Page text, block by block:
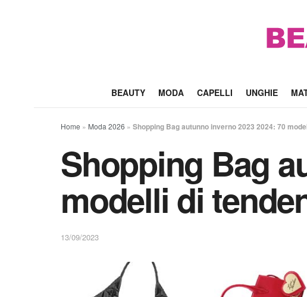
BEAUTY MODA CAPELLI UNGHIE
Home » Moda 2026 » Shopping Bag autunno inverno 2023 2024: 70
Shopping Bag
modelli di
13/09/2023